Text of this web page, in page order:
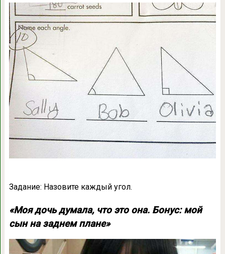
Задание: Назовите каждый угол.
«Моя дочь думала, что это она. Бонус: мой
сын на заднем плане»